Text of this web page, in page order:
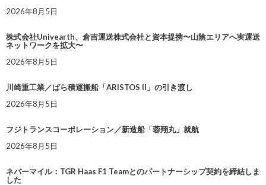
2026年8月5日
株式会社Univearth、倉吉運送株式会社と資本提携〜山陰エリアへ実運送
ネットワークを拡大〜
2026年8月5日
川崎重工業／ばら積運搬船「ARISTOS II」の引き渡し
2026年8月5日
フジトランスコーポレーション／新造船「蓉翔丸」就航
2026年8月5日
ネバーマイル：TGR Haas F1 Teamとのパートナーシップ契約を締結しま
した